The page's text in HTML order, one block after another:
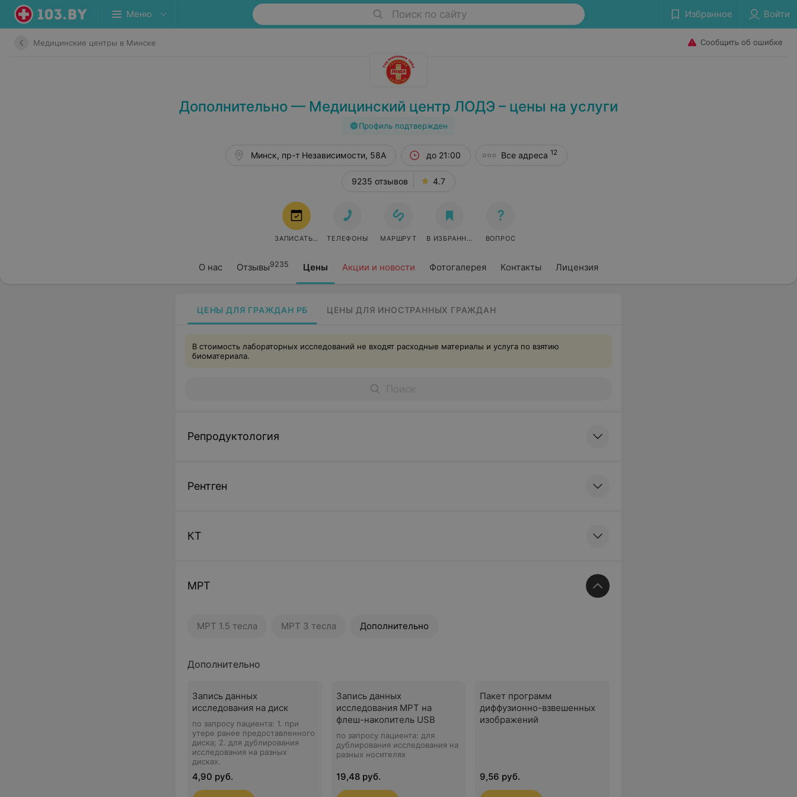
Меню Поиск по сайту Избранное Войти
Медицинские центры в Минске Сообщить об ошибке
Дополнительно — Медицинский центр ЛОДЭ – цены на услуги
Профиль подтвержден
О нас Отзывы9235 Цены Акции и новости Фотогалерея Контакты Лицензия
Минск, пр-т Независимости, 58А до 21:00 Все адреса 12
9235 отзывов 4.7
ЗАПИСАТЬСЯ ТЕЛЕФОНЫ МАРШРУТ В ИЗБРАННОЕ ВОПРОС
ЦЕНЫ ДЛЯ ГРАЖДАН РБ ЦЕНЫ ДЛЯ ИНОСТРАННЫХ ГРАЖДАН
В стоимость лабораторных исследований не входят расходные материалы и услуга по взятию
биоматериала.
Репродуктология
Рентген
КТ
МРТ
МРТ 1.5 тесла МРТ 3 тесла Дополнительно
Дополнительно
Запись данных
исследования на диск
по запросу пациента: 1. при
утере ранее предоставленного
диска; 2. для дублирования
исследования на разных
дисках.
4,90 руб.
Запись данных
исследования МРТ на
флеш-накопитель USB
по запросу пациента: для
дублирования исследования на
разных носителях
19,48 руб.
Пакет программ
диффузионно-взвешенных
изображений
9,56 руб.